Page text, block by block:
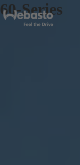
60-Series